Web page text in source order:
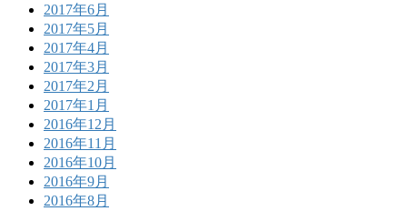
2017年6月
2017年5月
2017年4月
2017年3月
2017年2月
2017年1月
2016年12月
2016年11月
2016年10月
2016年9月
2016年8月